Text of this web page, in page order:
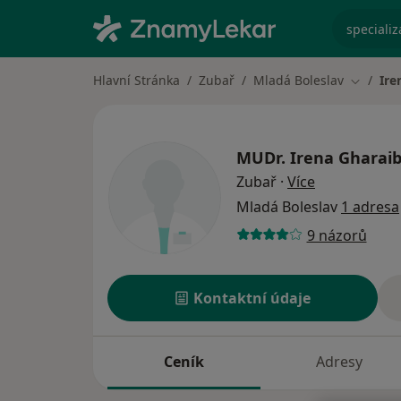
Hlavní Stránka Zubař Mladá Boleslav Změna
MUDr. Irena
Zubař · Více
Mladá Boleslav 1 adresa
9 názorů
Kontaktní údaje
Ceník Adresy